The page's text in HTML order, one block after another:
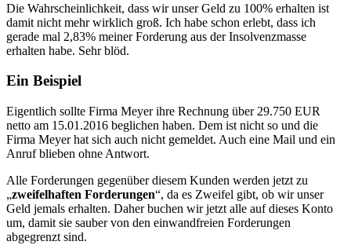
Die Wahrscheinlichkeit, dass wir unser Geld zu 100% erhalten ist
damit nicht mehr wirklich groß. Ich habe schon erlebt, dass ich
gerade mal 2,83% meiner Forderung aus der Insolvenzmasse
erhalten habe. Sehr blöd.
Ein Beispiel
Eigentlich sollte Firma Meyer ihre Rechnung über 29.750 EUR
netto am 15.01.2016 beglichen haben. Dem ist nicht so und die
Firma Meyer hat sich auch nicht gemeldet. Auch eine Mail und ein
Anruf blieben ohne Antwort.
Alle Forderungen gegenüber diesem Kunden werden jetzt zu
„zweifelhaften Forderungen“, da es Zweifel gibt, ob wir unser
Geld jemals erhalten. Daher buchen wir jetzt alle auf dieses Konto
um, damit sie sauber von den einwandfreien Forderungen
abgegrenzt sind.